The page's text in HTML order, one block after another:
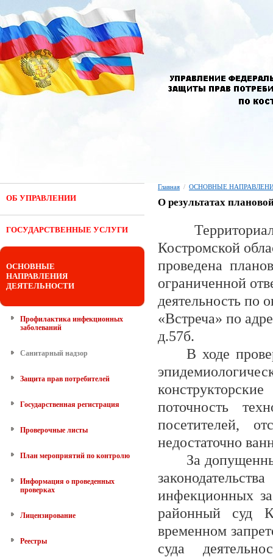
ОБ УПРАВЛЕНИИ
ГОСУДАРСТВЕННЫЕ УСЛУГИ
ОСНОВНЫЕ
НАПРАВЛЕНИЯ
ДЕЯТЕЛЬНОСТИ
Профилактика инфекционных
заболеваний
Санитарный надзор
Защита прав потребителей
Государственная регистрация
Проверочные листы
План мероприятий по контролю
Информация о проведенных
проверках
Лицензирование
Реестры
Главная / ОСНОВНЫЕ
О результатах
Костромской
проведена
ограниченной
деятельность по
«Встреча» по
д.57б.
В ходе
поточность
посетителей,
недостаточно
За
инфекционных
районный суд
временном
суда